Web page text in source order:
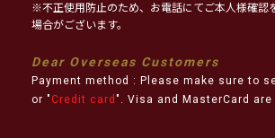
※不正使用防止のため、お電話にてご本人様確認
場合がございます。
Dear Overseas Customers
Payment method : Please make sure to
or " Credit card ". Visa and MasterCard are